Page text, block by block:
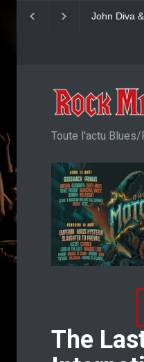
John Diva
Toute l'actu
The